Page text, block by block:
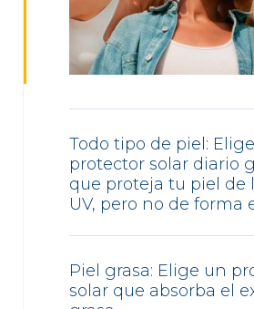
Todo tipo de piel:
protector solar diario
que proteja tu piel de
UV, pero no de forma
Piel grasa: Elige un
solar que absorba el